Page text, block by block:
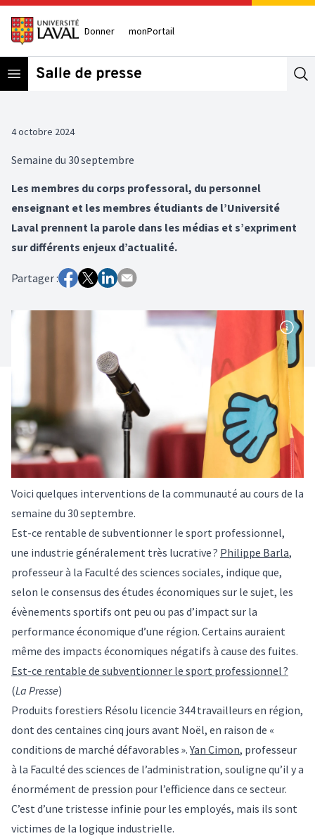
Donner monPortail
Open menu
4 octobre 2024
Semaine du 30 septembre
Les membres du corps professoral, du personnel
enseignant et les membres étudiants de l’Université
Laval prennent la parole dans les médias et s’expriment
sur différents enjeux d’actualité.
Partager :
Voici quelques interventions de la communauté au cours de la
semaine du 30 septembre.
Est-ce rentable de subventionner le sport professionnel,
une industrie généralement très lucrative ? Philippe Barla,
professeur à la Faculté des sciences sociales, indique que,
selon le consensus des études économiques sur le sujet, les
évènements sportifs ont peu ou pas d’impact sur la
performance économique d’une région. Certains auraient
même des impacts économiques négatifs à cause des fuites.
Est-ce rentable de subventionner le sport professionnel ?
(La Presse)
Produits forestiers Résolu licencie 344 travailleurs en région,
dont des centaines cinq jours avant Noël, en raison de «
conditions de marché défavorables ».Yan Cimon, professeur
à la Faculté des sciences de l’administration, souligne qu’il y a
énormément de pression pour l’efficience dans ce secteur.
C’est d’une tristesse infinie pour les employés, mais ils sont
victimes de la logique industrielle.